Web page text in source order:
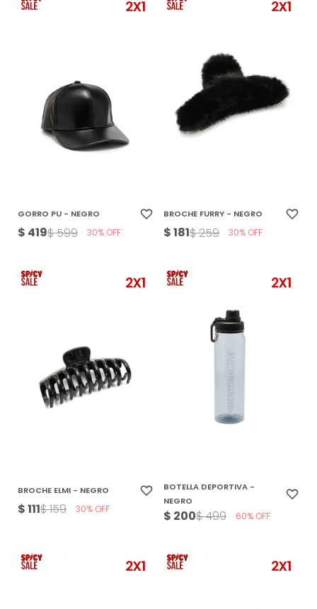
GORRO PU - NEGRO
$ 419$599 30
BROCHE FURRY - NEGRO
$181$259 30
BROCHE ELMI - NEGRO
$111$159 30
BOTELLA DEPORTIVA -
NEGRO
$ 200$499 60